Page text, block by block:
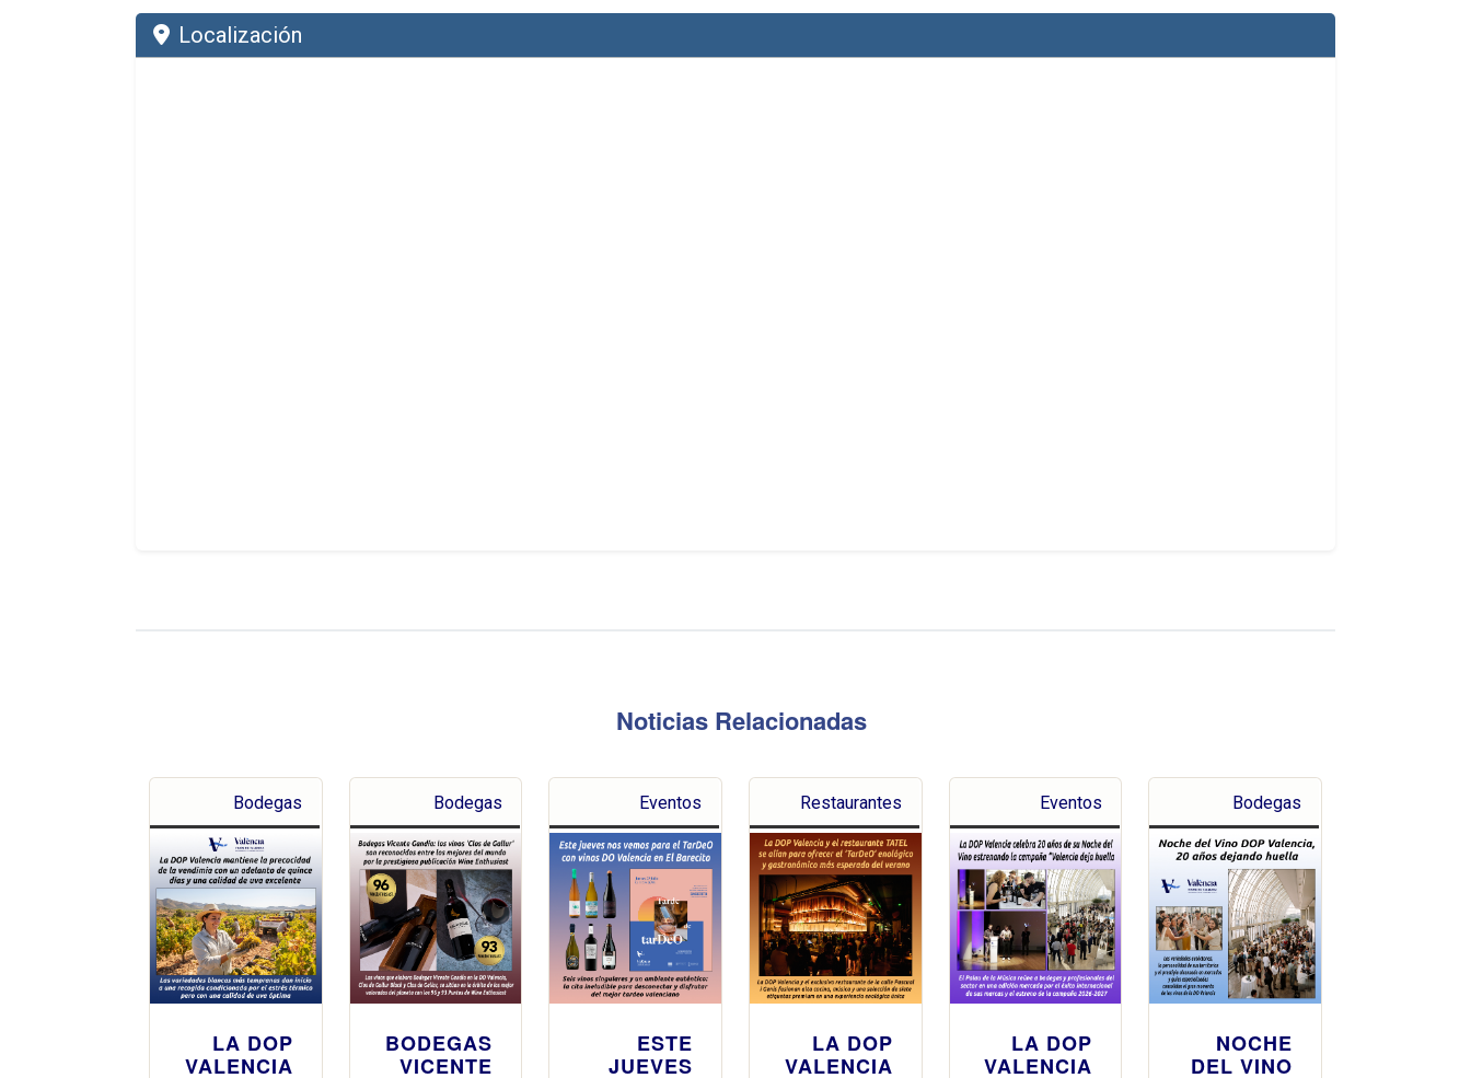
Localización
Noticias Relacionadas
Bodegas
LA DOP
VALENCIA
Bodegas
BODEGAS
VICENTE
Eventos
ESTE
JUEVES
Restaurantes
LA DOP
VALENCIA
Eventos
LA DOP
VALENCIA
Bodegas
NOCHE
DEL VINO